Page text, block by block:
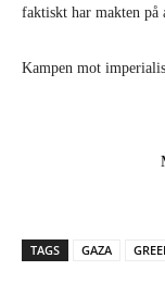
faktiskt har makten på
Kampen mot
TAGS GAZA